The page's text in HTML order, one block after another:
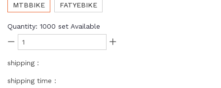
MTBBIKE
FATYEBIKE
Quantity: 1000 set Available
shipping：
shipping time：